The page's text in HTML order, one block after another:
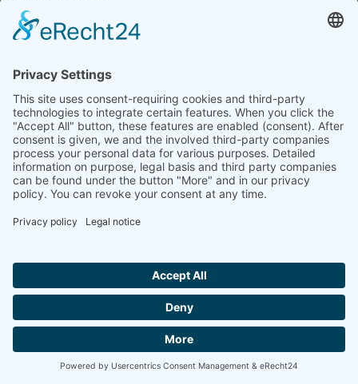
krohse@kroeger-nutzfahrzeuge.de
René Tabeling
Regiomanager
(DE midden - westen)
+49 4445 / 9636-68
+49 174/2131461
tabeling@kroeger-nutzfahrzeuge.de
Landbouw
Machineplaats
Contactpunt
Carrière
Volg ons
Onze contractpartners